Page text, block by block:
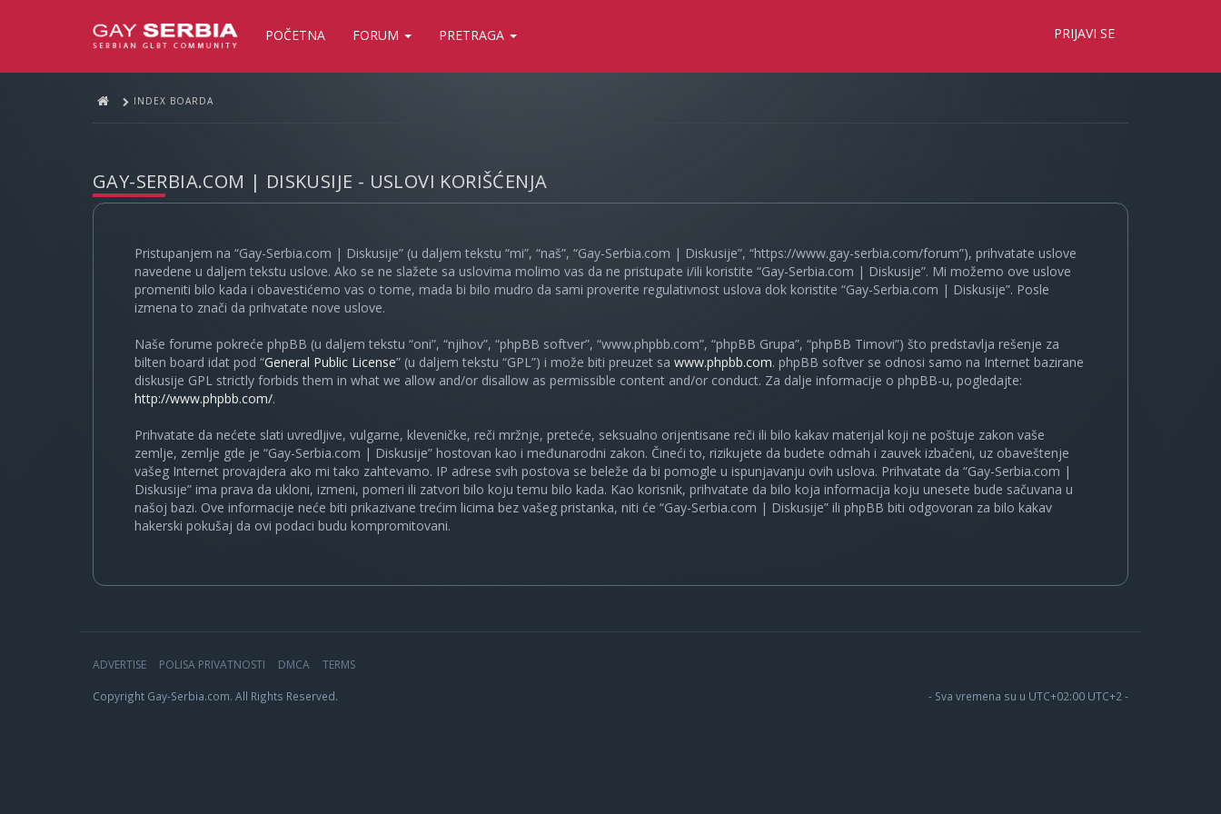
POČETNA FORUM PRETRAGA PRIJAVI SE
INDEX BOARDA
GAY-SERBIA.COM | DISKUSIJE - USLOVI KORIŠĆENJA
Pristupanjem na “Gay-Serbia.com | Diskusije” (u daljem tekstu “mi”, “naš”, “Gay-Serbia.com | Diskusije”, “https://www.gay-serbia.com/forum”), prihvatate uslove
navedene u daljem tekstu uslove. Ako se ne slažete sa uslovima molimo vas da ne pristupate i/ili koristite “Gay-Serbia.com | Diskusije”. Mi možemo ove uslove
promeniti bilo kada i obavestićemo vas o tome, mada bi bilo mudro da sami proverite regulativnost uslova dok koristite “Gay-Serbia.com | Diskusije”. Posle
izmena to znači da prihvatate nove uslove.
Naše forume pokreće phpBB (u daljem tekstu “oni”, “njihov”, “phpBB softver”, “www.phpbb.com”, “phpBB Grupa”, “phpBB Timovi”) što predstavlja rešenje za
bilten board idat pod “General Public License” (u daljem tekstu “GPL”) i može biti preuzet sa www.phpbb.com. phpBB softver se odnosi samo na Internet bazirane
diskusije GPL strictly forbids them in what we allow and/or disallow as permissible content and/or conduct. Za dalje informacije o phpBB-u, pogledajte:
http://www.phpbb.com/.
Prihvatate da nećete slati uvredljive, vulgarne, kleveničke, reči mržnje, preteće, seksualno orijentisane reči ili bilo kakav materijal koji ne poštuje zakon vaše
zemlje, zemlje gde je “Gay-Serbia.com | Diskusije” hostovan kao i međunarodni zakon. Čineći to, rizikujete da budete odmah i zauvek izbačeni, uz obaveštenje
vašeg Internet provajdera ako mi tako zahtevamo. IP adrese svih postova se beleže da bi pomogle u ispunjavanju ovih uslova. Prihvatate da “Gay-Serbia.com |
Diskusije” ima prava da ukloni, izmeni, pomeri ili zatvori bilo koju temu bilo kada. Kao korisnik, prihvatate da bilo koja informacija koju unesete bude sačuvana u
našoj bazi. Ove informacije neće biti prikazivane trećim licima bez vašeg pristanka, niti će “Gay-Serbia.com | Diskusije” ili phpBB biti odgovoran za bilo kakav
hakerski pokušaj da ovi podaci budu kompromitovani.
ADVERTISE POLISA PRIVATNOSTI DMCA TERMS
Copyright Gay-Serbia.com. All Rights Reserved. - Sva vremena su u UTC+02:00 UTC+2 -